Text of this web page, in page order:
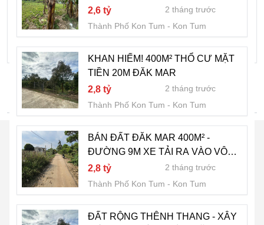
🔥 KÈO THƠM ĐẦU TƯ/CÁ NHÂN -
2.400M2 ĐẤT THỔ CƯ - CƠ HỘI PHÂN
LÔ SINH LỜI KHỦNG 🔥
6,8 tỷ
2 tháng trước
Thành Phố Kon Tum
Kon Tum
TÌM NHIỀU HƠN
2,6 tỷ
2 tháng trước
Thành Phố Kon Tum
Kon Tum
KHAN HIẾM! 400M² THỔ CƯ MẶT
TIỀN 20M ĐĂK MAR
2,8 tỷ
2 tháng trước
Thành Phố Kon Tum
Kon Tum
BÁN ĐẤT ĐĂK MAR 400M² -
ĐƯỜNG 9M XE TẢI RA VÀO VÔ
TƯ
2,8 tỷ
2 tháng trước
Thành Phố Kon Tum
Kon Tum
ĐẤT RỘNG THÊNH THANG - XÂY